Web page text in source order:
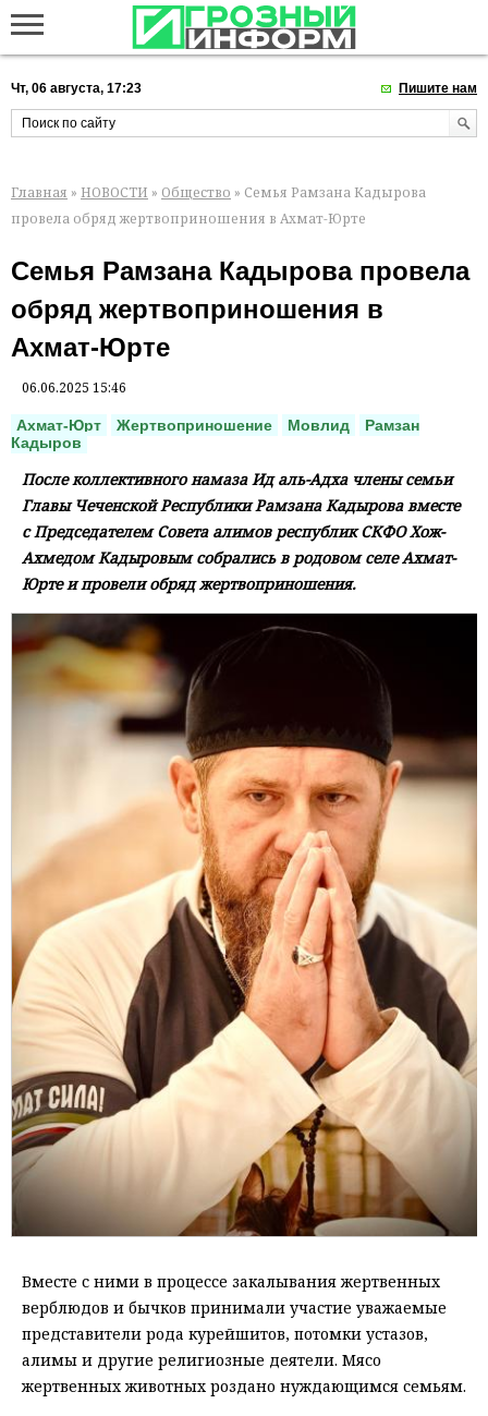
Чт, 06 августа, 17:23 Пишите нам
Главная » НОВОСТИ » Общество » Семья Рамзана Кадырова
провела обряд жертвоприношения в Ахмат-Юрте
Семья Рамзана Кадырова провела
обряд жертвоприношения в
Ахмат-Юрте
06.06.2025 15:46
Ахмат-Юрт Жертвоприношение Мовлид
Рамзан
Кадыров
После коллективного намаза Ид аль-Адха члены семьи
Главы Чеченской Республики Рамзана Кадырова вместе
с Председателем Совета алимов республик СКФО Хож-
Ахмедом Кадыровым собрались в родовом селе Ахмат-
Юрте и провели обряд жертвоприношения.
Вместе с ними в процессе закалывания жертвенных
верблюдов и бычков принимали участие уважаемые
представители рода курейшитов, потомки устазов,
алимы и другие религиозные деятели. Мясо
жертвенных животных роздано нуждающимся семьям.